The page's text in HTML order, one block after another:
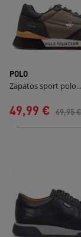
POLO
Zapatos sport polo...
49,99 € 69,95 €